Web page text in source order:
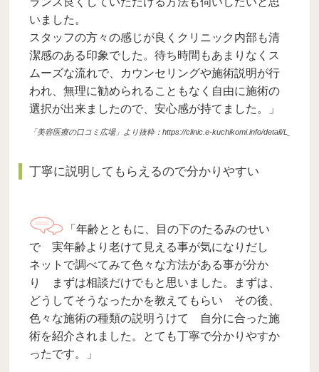
いました。
スタッフの方々の感じが良くクリニック内部も清
潔感のある印象でした。待ち時間もあまりなくス
ムーズな流れで、カウンセリングや施術説明が行
われ、無理に勧められることもなく自由に施術の
選択が出来ましたので、安心感が持てました。」
「美容医療の口コミ広場」より抜粋：https://clinic.e-kuchikomi.info/detail/
丁寧に説明してもらえるので分かりやすい
「年齢とともに、目の下のたるみのせい
で 実年齢より老けて見える事が気になりだし
ネットで調べてみて色々な方法がある事が分か
り まずは相談だけでもと思いました。まずは、
どうしてそうなったかを教えてもらい その後、
色々な施術の種類の説明うけて 自分に合った施
術を紹介されました。とても丁寧で分かりやすか
ったです。」